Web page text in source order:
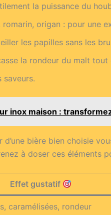
la puissance du
romarin, origan : pour une
les papilles sans les
la rondeur du malt tout
saveurs.
inox maison :
d’une bière bien choisie
à doser ces éléments
Effet gustatif
caramélisées, rondeur